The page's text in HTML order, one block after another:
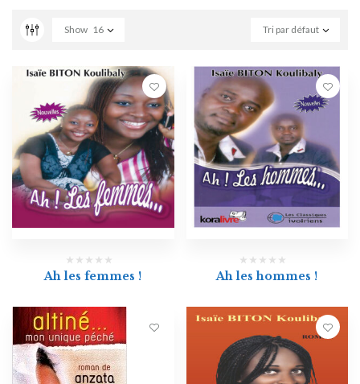
Tri par défaut
Show 16
Ah les femmes ! Ah les hommes !